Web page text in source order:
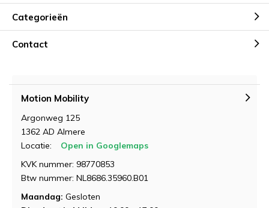
Categorieën
Contact
Motion Mobility
Argonweg 125
1362 AD Almere
Locatie:
Open in Googlemaps
KVK nummer: 98770853
Btw nummer: NL8686.35960.B01
Maandag: Gesloten
Demonstratie in de showroom
Emailadres*
Telefoonnummer*
Demonstratie in de showroom
Emailadres*
Telefoonnummer*
Product Naam